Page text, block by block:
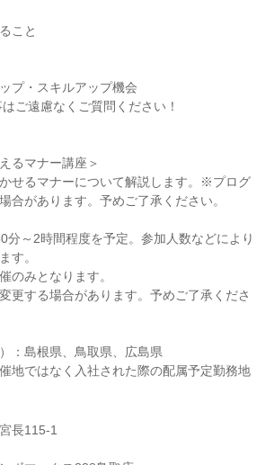
こと
プ・スキルアップ機会
ご遠慮なくご質問ください！
るマナー講座＞
せるマナーについて解説します。※プログ
合があります。予めご了承ください。
～2時間程度を予定。参加人数などにより
す。
のみとなります。
更する場合があります。予めご了承くださ
：島根県、鳥取県、広島県
地ではなく入社された際の配属予定勤務地
長115-1